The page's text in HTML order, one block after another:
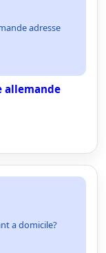
adresse
allemande
a domicile?